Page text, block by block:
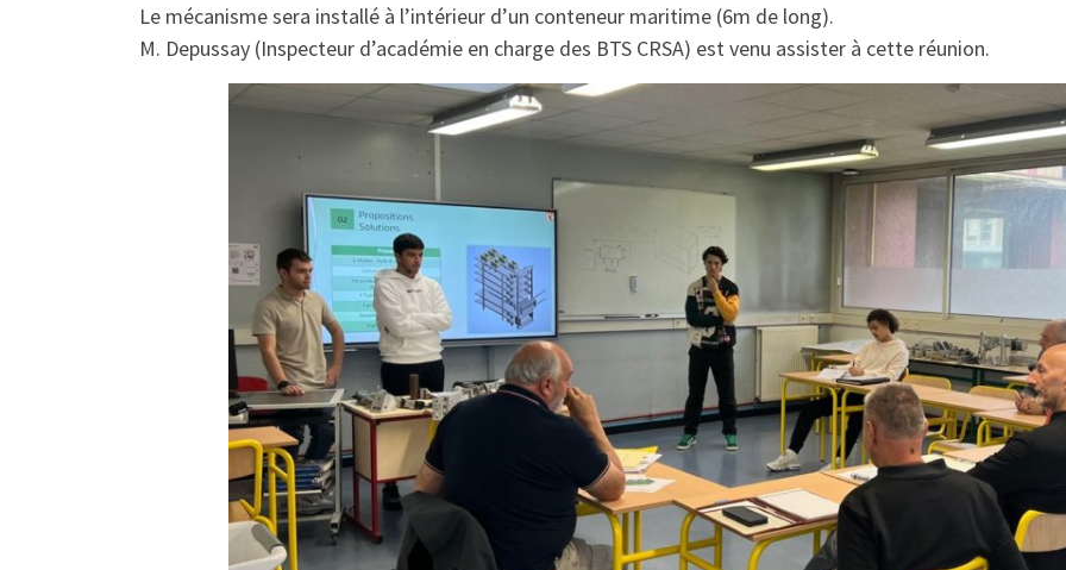
Le mécanisme sera installé à l’intérieur d’un conteneur maritime (6m de long).
M. Depussay (Inspecteur d’académie en charge des BTS CRSA) est venu assister à cette réunion.